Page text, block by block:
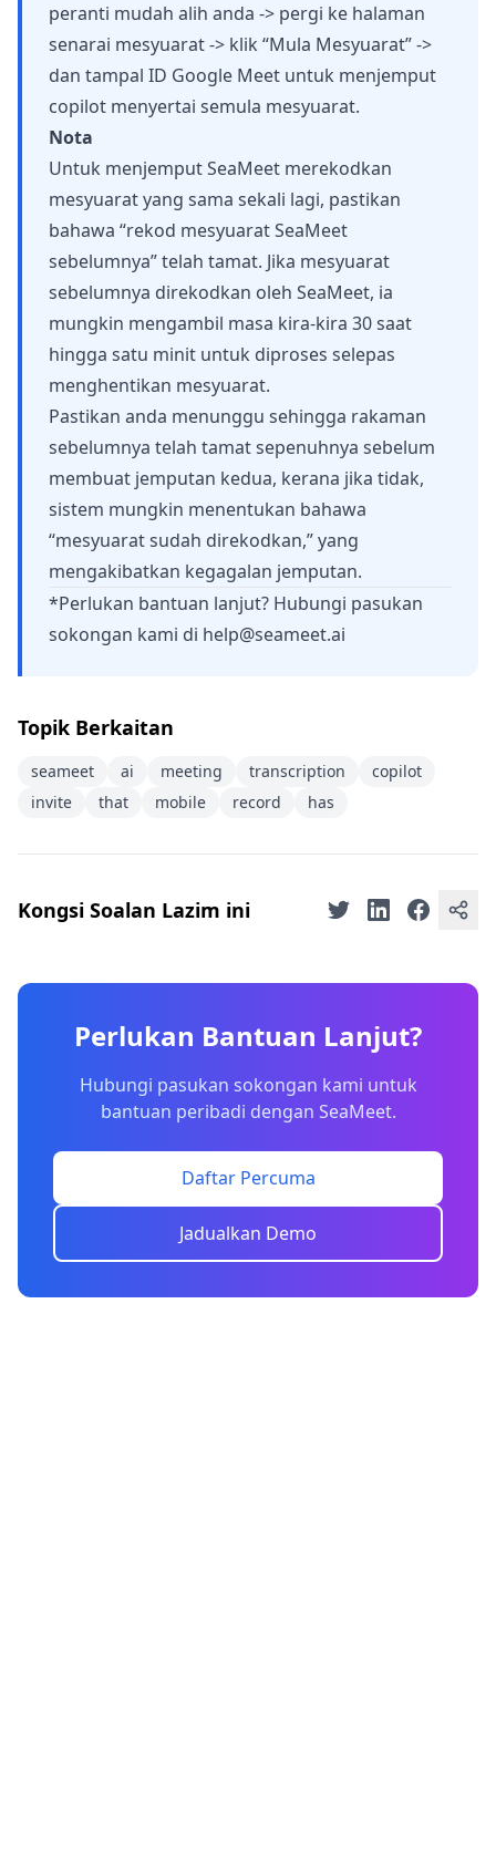
peranti mudah alih anda -> pergi ke halaman
senarai mesyuarat -> klik “Mula Mesyuarat” ->
dan tampal ID Google Meet untuk menjemput
copilot menyertai semula mesyuarat.
Nota
Untuk menjemput SeaMeet merekodkan
mesyuarat yang sama sekali lagi, pastikan
bahawa “rekod mesyuarat SeaMeet
sebelumnya” telah tamat. Jika mesyuarat
sebelumnya direkodkan oleh SeaMeet, ia
mungkin mengambil masa kira-kira 30 saat
hingga satu minit untuk diproses selepas
menghentikan mesyuarat.
Pastikan anda menunggu sehingga rakaman
sebelumnya telah tamat sepenuhnya sebelum
membuat jemputan kedua, kerana jika tidak,
sistem mungkin menentukan bahawa
“mesyuarat sudah direkodkan,” yang
mengakibatkan kegagalan jemputan.
*Perlukan bantuan lanjut? Hubungi pasukan
sokongan kami di help@seameet.ai
Topik Berkaitan
seameet ai meeting transcription
copilot
invite
that mobile record has
Kongsi Soalan Lazim ini
Perlukan Bantuan Lanjut?
Hubungi pasukan sokongan kami untuk
bantuan peribadi dengan SeaMeet.
Daftar Percuma
Jadualkan Demo